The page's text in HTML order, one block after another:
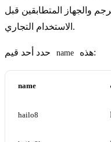
والجهاز المتطابقين قبل
الاستخدام التجاري.
name هذه:
name
hailo8